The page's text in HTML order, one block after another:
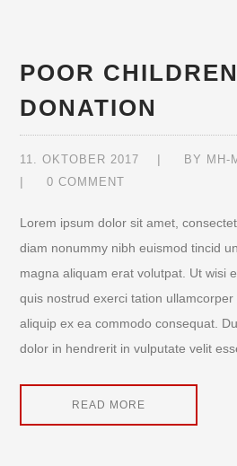
POOR CHILDREN
DONATION
11. OKTOBER 2017 BY MH-
0 COMMENT
Lorem ipsum dolor sit amet,
diam nonummy nibh euismod tincid
magna aliquam erat volutpat. Ut wisi
quis nostrud exerci tation
aliquip ex ea commodo consequat.
dolor in hendrerit in vulputate velit
READ MORE